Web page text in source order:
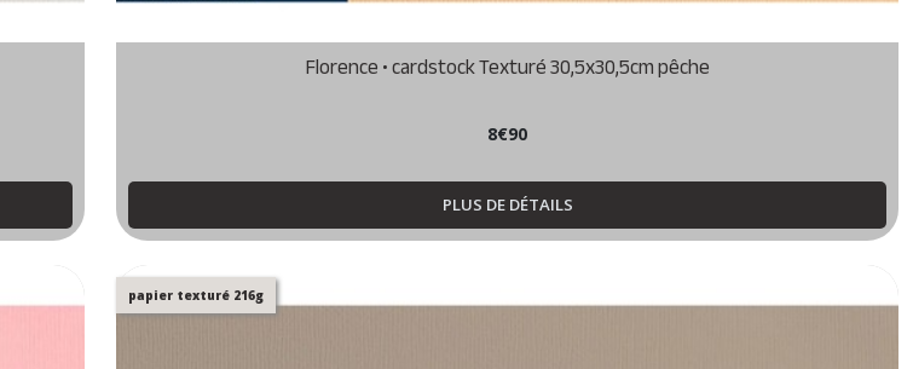
Florence • cardstock Texturé 30,5x30,5cm pêche
8€90
PLUS DE DÉTAILS
papier texturé 216g